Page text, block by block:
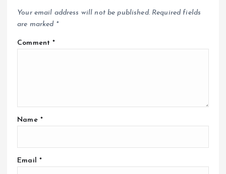
Your email address will not be published. Required fields
are marked *
Comment*
Name *
Email *